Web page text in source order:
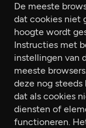
De meeste
dat cookies niet
hoogte wordt
Instructies met
instellingen van
meeste
deze nog
dat als cookies
diensten of
functioneren.